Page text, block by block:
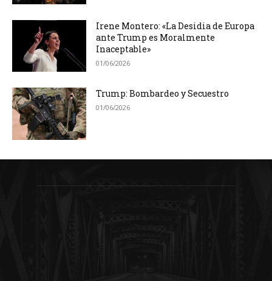
Irene Montero: «La Desidia de Europa
ante Trump es Moralmente
Inaceptable»
01/06/2026
Trump: Bombardeo y Secuestro
01/06/2026